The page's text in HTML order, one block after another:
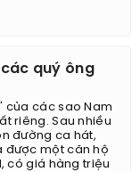
quý ông
của các sao Nam
riêng. Sau nhiều
đường ca hát,
được một căn hộ
có giá hàng triệu